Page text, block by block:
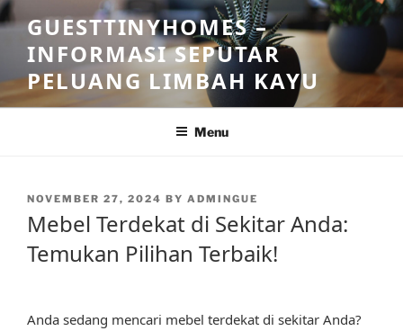
Skip
to
content
GUESTTINYHOMES –
INFORMASI SEPUTAR
PELUANG LIMBAH KAYU
Menu
POSTED
NOVEMBER 27, 2024 BY ADMINGUE
Mebel Terdekat di Sekitar Anda:
Temukan Pilihan Terbaik!
Anda sedang mencari mebel terdekat di sekitar Anda?